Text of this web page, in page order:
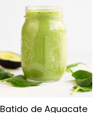
Batido de Aguacate